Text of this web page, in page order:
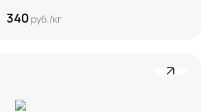
340 руб./кг